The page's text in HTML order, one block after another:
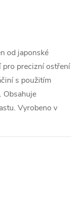
od japonské
pro precizní ostření
s použitím
. Obsahuje
Vyrobeno v